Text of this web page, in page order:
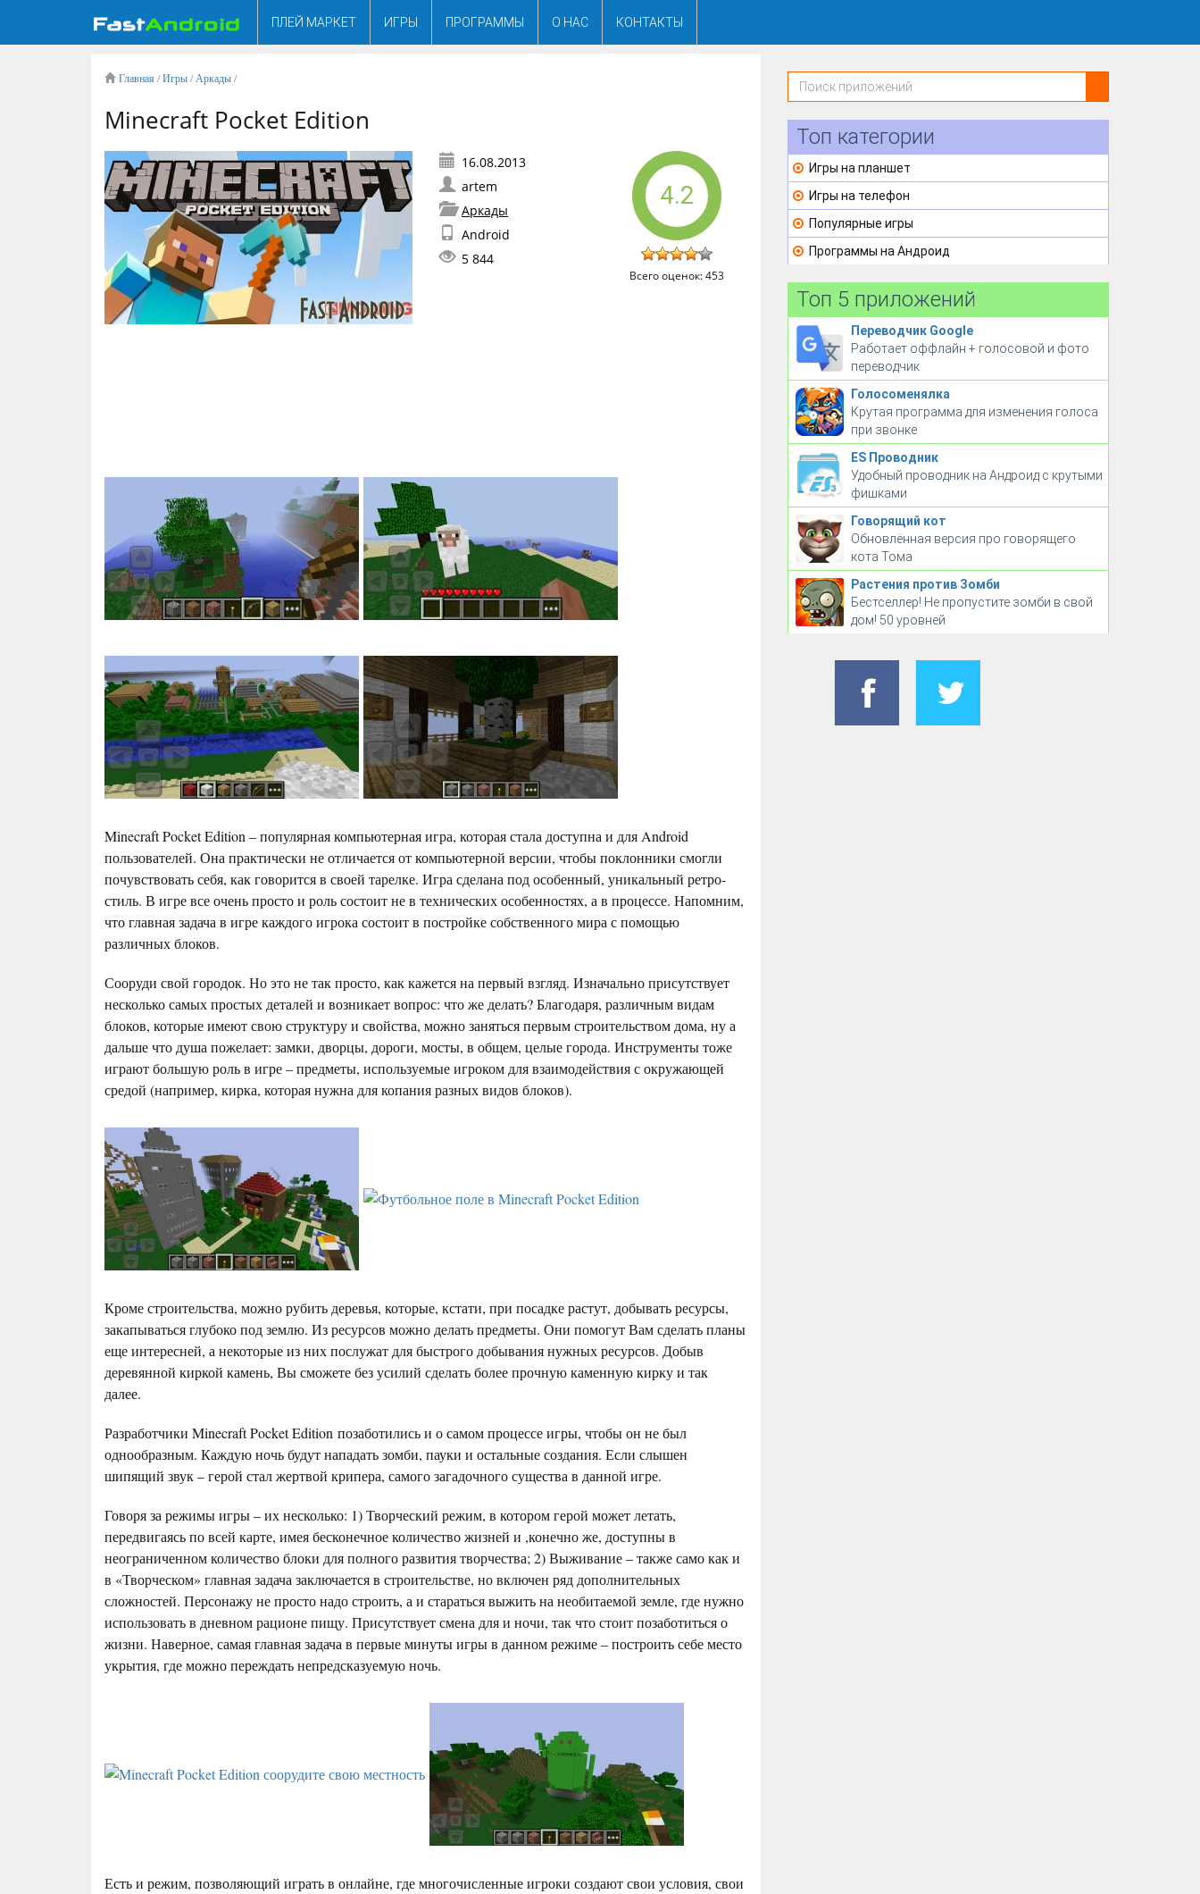
ПЛЕЙ МАРКЕТ ИГРЫ ПРОГРАММЫ О НАС КОНТАКТЫ
Главная /Игры/Аркады/
Minecraft Pocket Edition
artem
Аркады
Android
5 844
4.2
Всего оценок:453
Minecraft Pocket Edition – популярная компьютерная игра, которая стала доступна и для Android
пользователей. Она практически не отличается от компьютерной версии, чтобы поклонники смогли
почувствовать себя, как говорится в своей тарелке. Игра сделана под особенный, уникальный ретро-
стиль. В игре все очень просто и роль состоит не в технических особенностях, а в процессе. Напомним,
что главная задача в игре каждого игрока состоит в постройке собственного мира с помощью
различных блоков.
Сооруди свой городок. Но это не так просто, как кажется на первый взгляд. Изначально присутствует
несколько самых простых деталей и возникает вопрос: что же делать? Благодаря, различным видам
блоков, которые имеют свою структуру и свойства, можно заняться первым строительством дома, ну а
дальше что душа пожелает: замки, дворцы, дороги, мосты, в общем, целые города. Инструменты тоже
играют большую роль в игре – предметы, используемые игроком для взаимодействия с окружающей
средой (например, кирка, которая нужна для копания разных видов блоков).
Кроме строительства, можно рубить деревья, которые, кстати, при посадке растут, добывать ресурсы,
закапываться глубоко под землю. Из ресурсов можно делать предметы. Они помогут Вам сделать планы
еще интересней, а некоторые из них послужат для быстрого добывания нужных ресурсов. Добыв
деревянной киркой камень, Вы сможете без усилий сделать более прочную каменную кирку и так
далее.
Разработчики Minecraft Pocket Edition позаботились и о самом процессе игры, чтобы он не был
однообразным. Каждую ночь будут нападать зомби, пауки и остальные создания. Если слышен
шипящий звук – герой стал жертвой крипера, самого загадочного существа в данной игре.
Говоря за режимы игры – их несколько: 1) Творческий режим, в котором герой может летать,
передвигаясь по всей карте, имея бесконечное количество жизней и ,конечно же, доступны в
неограниченном количество блоки для полного развития творчества; 2) Выживание – также само как и
в «Творческом» главная задача заключается в строительстве, но включен ряд дополнительных
сложностей. Персонажу не просто надо строить, а и стараться выжить на необитаемой земле, где нужно
использовать в дневном рационе пищу. Присутствует смена для и ночи, так что стоит позаботиться о
жизни. Наверное, самая главная задача в первые минуты игры в данном режиме – построить себе место
укрытия, где можно переждать непредсказуемую ночь.
Есть и режим, позволяющий играть в онлайне, где многочисленные игроки создают свои условия, свои
Топ категории
Игры на планшет
Игры на телефон
Популярные игры
Программы на Андроид
Топ 5 приложений
Переводчик Google
Работает оффлайн + голосовой и фото
переводчик
Голосоменялка
Крутая программа для изменения голоса
при звонке
ES Проводник
Удобный проводник на Андроид с крутыми
фишками
Говорящий кот
Обновлённая версия про говорящего
кота Тома
Растения против Зомби
Бестселлер! Не пропустите зомби в свой
дом! 50 уровней